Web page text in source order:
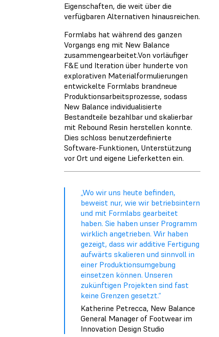
Eigenschaften, die weit über die
verfügbaren Alternativen hinausreichen.
Formlabs hat während des ganzen
Vorgangs eng mit New Balance
zusammengearbeitet.Von vorläufiger
F&E und Iteration über hunderte von
explorativen Materialformulierungen
entwickelte Formlabs brandneue
Produktionsarbeitsprozesse, sodass
New Balance individualisierte
Bestandteile bezahlbar und skalierbar
mit Rebound Resin herstellen konnte.
Dies schloss benutzerdefinierte
Software-Funktionen, Unterstützung
vor Ort und eigene Lieferketten ein.
„Wo wir uns heute befinden,
beweist nur, wie wir betriebsintern
und mit Formlabs gearbeitet
haben. Sie haben unser Programm
wirklich angetrieben. Wir haben
gezeigt, dass wir additive Fertigung
aufwärts skalieren und sinnvoll in
einer Produktionsumgebung
einsetzen können. Unseren
zukünftigen Projekten sind fast
keine Grenzen gesetzt.“
Katherine Petrecca, New Balance
General Manager of Footwear im
Innovation Design Studio